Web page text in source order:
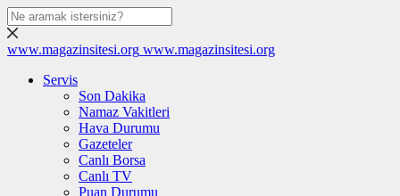
www.magazinsitesi.org www.magazinsitesi.org
Servis
Son Dakika
Namaz Vakitleri
Hava Durumu
Gazeteler
Canlı Borsa
Canlı TV
Puan Durumu